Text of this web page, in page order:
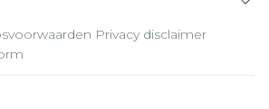
Privacy disclaimer